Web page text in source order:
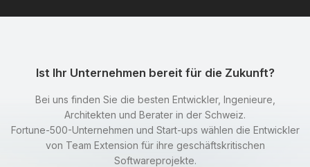
Ist Ihr Unternehmen bereit für die Zukunft?
Bei uns finden Sie die besten Entwickler, Ingenieure,
Architekten und Berater in der Schweiz.
Fortune-500-Unternehmen und Start-ups wählen die Entwickler
von Team Extension für ihre geschäftskritischen
Softwareprojekte.